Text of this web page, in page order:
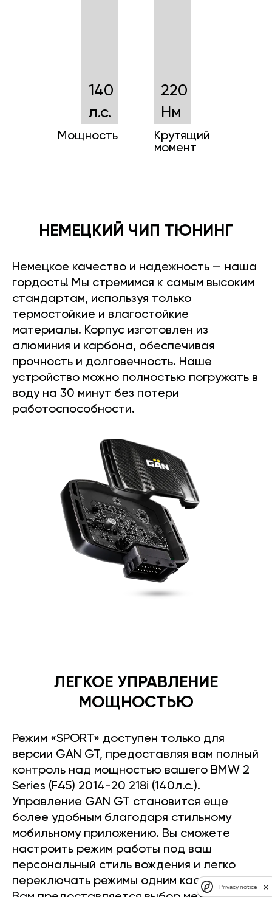
140
л.с.
Мощность
220
Нм
Крутящий
момент
НЕМЕЦКИЙ ЧИП ТЮНИНГ
Немецкое качество и надежность — наша
гордость! Мы стремимся к самым высоким
стандартам, используя только
термостойкие и влагостойкие
материалы. Корпус изготовлен из
алюминия и карбона, обеспечивая
прочность и долговечность. Наше
устройство можно полностью погружать в
воду на 30 минут без потери
работоспособности.
ЛЕГКОЕ УПРАВЛЕНИЕ
МОЩНОСТЬЮ
Режим «SPORT» доступен только для
версии GAN GT, предоставляя вам полный
контроль над мощностью вашего BMW 2
Series (F45) 2014-20 218i (140л.с.).
Управление GAN GT становится еще
более удобным благодаря стильному
мобильному приложению. Вы сможете
настроить режим работы под ваш
персональный стиль вождения и легко
переключать режимы одним касанием.Privacy notice